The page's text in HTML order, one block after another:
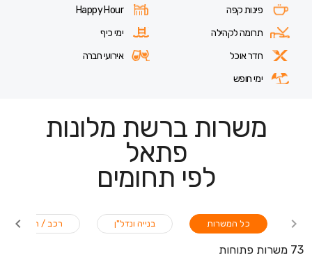
פינות קפה
Happy Hour
תרומה לקהילה
ימי כיף
חדר אוכל
אירועי חברה
ימי חופש
משרות ברשת מלונות
פתאל
לפי תחומים
רכב / תחבורה בנייה ונדל"ן כל המשרות
73 משרות פתוחות